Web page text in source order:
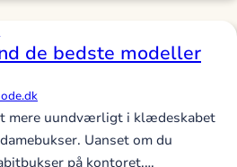
de bedste modeller
mere uundværligt i klædeskabet
Uanset om du
på kontoret,…